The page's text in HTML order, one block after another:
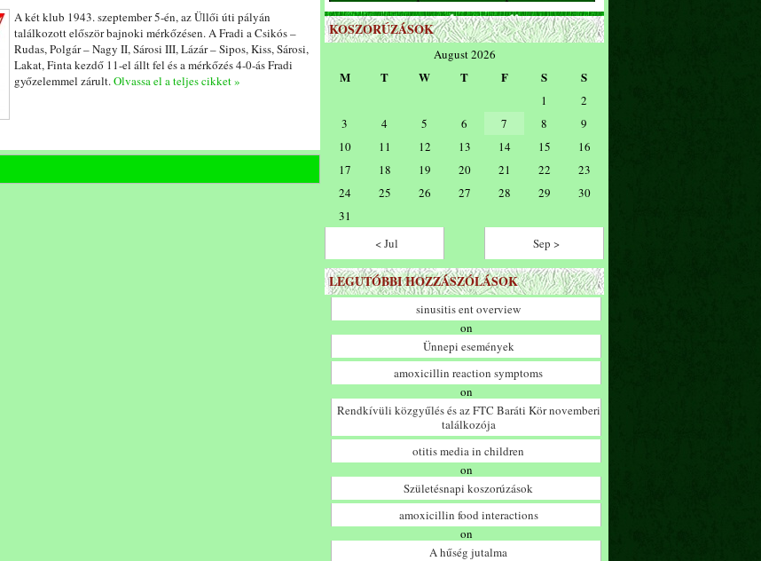
A két klub 1943. szeptember 5-én, az Üllői úti pályán
találkozott először bajnoki mérkőzésen. A Fradi a Csikós –
Rudas, Polgár – Nagy II, Sárosi III, Lázár – Sipos, Kiss, Sárosi,
Lakat, Finta kezdő 11-el állt fel és a mérkőzés 4-0-ás Fradi
győzelemmel zárult.Olvassa el a teljes cikket »
KOSZORÚZÁSOK
August 2026
M T W T F S S
1
2
3
4 5 6 7 8
9
10
11 12 13 14 15
16
17
18 19 20 21 22
23
24
25 26 27 28 29
30
31
< Jul
Sep >
LEGUTÓBBI HOZZÁSZÓLÁSOK
sinusitis ent overview
on
Ünnepi események
amoxicillin reaction symptoms
on
Rendkívüli közgyűlés és az FTC Baráti Kör novemberi
találkozója
otitis media in children
on
Születésnapi koszorúzások
amoxicillin food interactions
on
A hűség jutalma